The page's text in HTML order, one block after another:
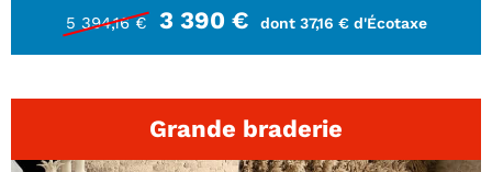
5 394,16 €
3 390 € dont 37,16 € d'Écotaxe
Grande braderie